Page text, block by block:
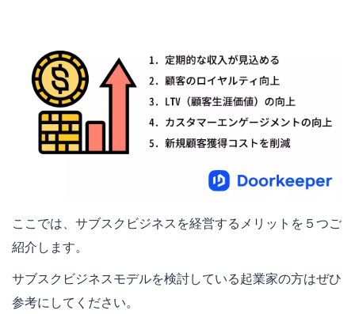
ここでは、サブスクビジネスを経営するメリットを５つご
紹介します。
サブスクビジネスモデルを検討している起業家の方はぜひ
参考にしてください。